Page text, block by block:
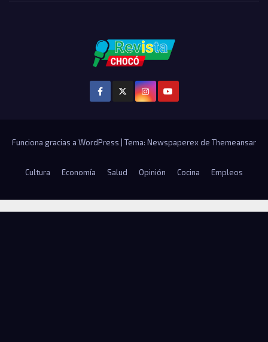
Funciona gracias a WordPress Tema: Newspaperex de Themeansar
Cultura Economía Salud Opinión Cocina Empleos